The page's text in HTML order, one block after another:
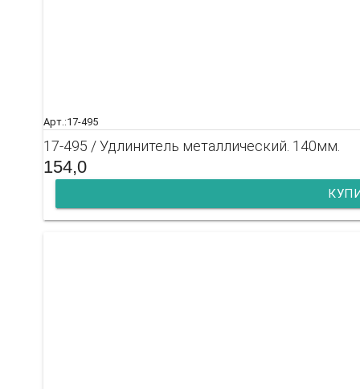
Арт.:17-495
17-495 / Удлинитель металлический. 140мм.
154,0